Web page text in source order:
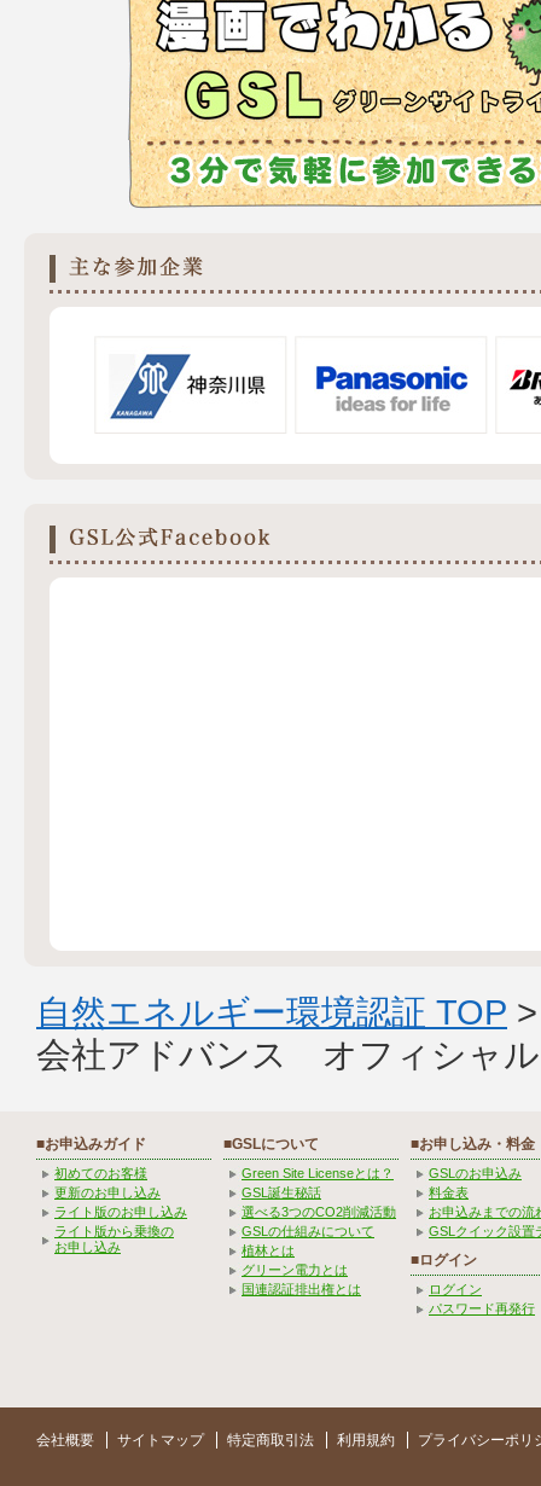
自然エネルギー環境認証 TOP
会社アドバンス オフィシャ
■お申込みガイド
初めてのお客様
更新のお申し込み
ライト版のお申し込み
ライト版から乗換の
お申し込み
■GSLについて
Green Site Licenseとは？
GSL誕生秘話
選べる3つのCO2削減活動
GSLの仕組みについて
植林とは
グリーン電力とは
国連認証排出権とは
■お申し込み・料金
GSLのお申込み
料金表
お申込みまでの流
GSLクイック設置
■ログイン
ログイン
パスワード再発行
会社概要 サイトマップ 特定商取引法 利用規約 プライバシーポリ